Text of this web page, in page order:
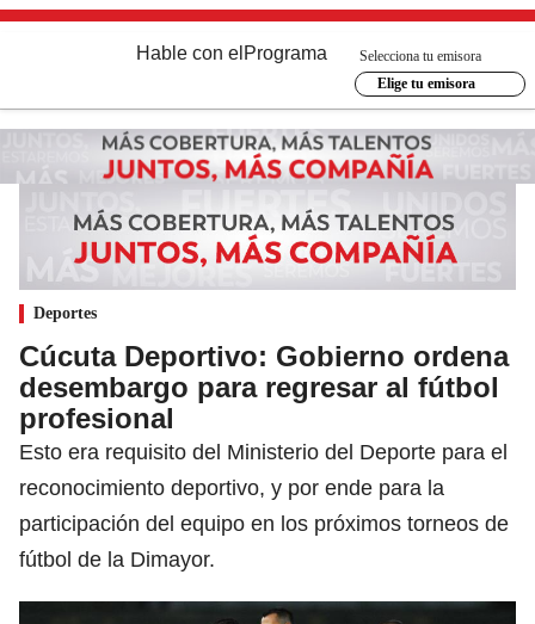
Hable con el Programa
Selecciona tu emisora
Elige tu emisora
Deportes
Cúcuta Deportivo: Gobierno ordena
desembargo para regresar al fútbol
profesional
Esto era requisito del Ministerio del Deporte para el
reconocimiento deportivo, y por ende para la
participación del equipo en los próximos torneos de
fútbol de la Dimayor.